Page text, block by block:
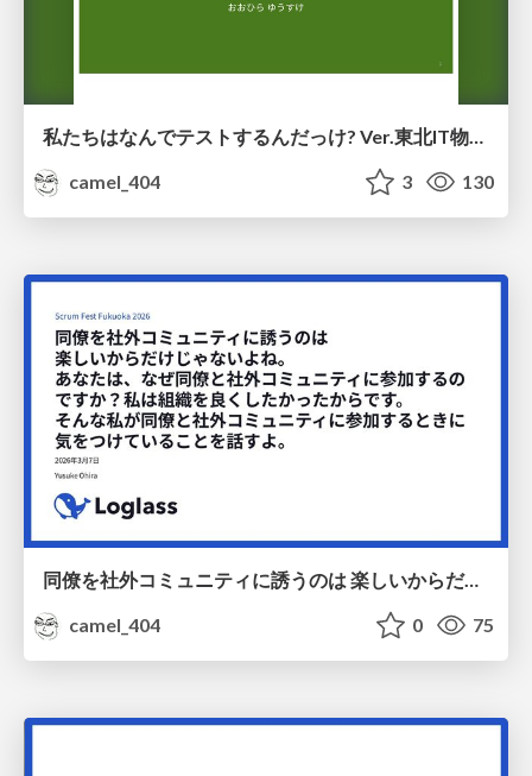
私たちはなんでテストするんだっけ? Ver.東北IT物産展2026 in 会津若松
camel_404
3 130
同僚を社外コミュニティに誘うのは 楽しいからだけじゃないよね。 あなたは、なぜ同僚と社外コミュニティに参加するのですか？私は組織を良くしたかったからです。 そんな私が同僚と社外コミュニティに参加するときに気をつけていることを話すよ。/ Tips to onboard colleagues into communities
camel_404
0 75